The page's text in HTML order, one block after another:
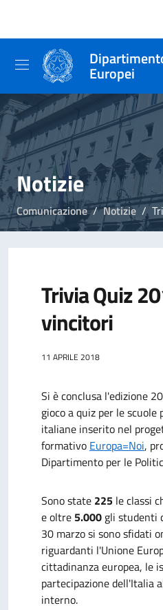
Europei
Notizie
Comunicazione Notizie
Trivia Quiz
vincitori
11 APRILE 2018
Si è conclusa l'edizione
gioco a quiz per le
italiane inserito nel
formativo Europa=Noi,
Dipartimento per le
Sono state 225 le classi
e oltre 5.000 gli studenti
30 marzo si sono sfidati
riguardanti l'Unione
cittadinanza europea, le
partecipazione dell'Italia
interno.